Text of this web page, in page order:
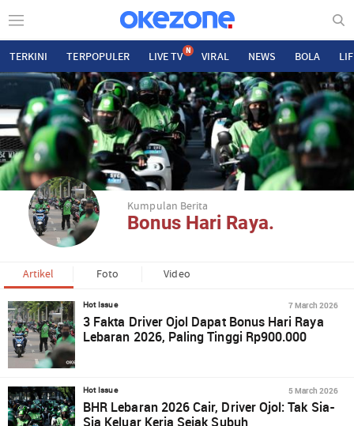
TERKINI TERPOPULER LIVE TV N VIRAL NEWS BOLA
Kumpulan Berita
Bonus Hari Raya.
Artikel Foto Video
Hot Issue 7 March 2026
3 Fakta Driver Ojol Dapat Bonus Hari Raya
Lebaran 2026, Paling Tinggi Rp900.000
Hot Issue 5 March 2026
BHR Lebaran 2026 Cair, Driver Ojol: Tak Sia-
Sia Keluar Kerja Sejak Subuh